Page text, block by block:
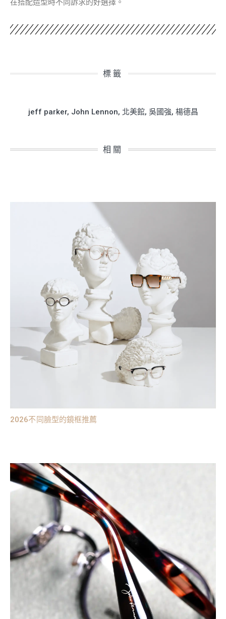
在搭配造型時不同訴求的好選擇。
標籤
jeff parker, John Lennon, 北美館, 吳國強, 楊德昌
相關
2026不同臉型的鏡框推薦